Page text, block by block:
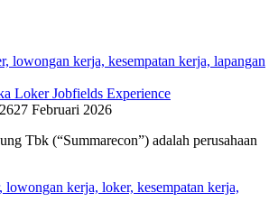
Loker Jobfields Experience
27 Februari 2026
Tbk (“Summarecon”) adalah perusahaan